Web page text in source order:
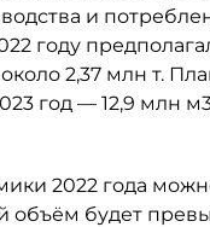
и
году
2,37 млн т.
год — 12,9 млн
2022 года
объём будет